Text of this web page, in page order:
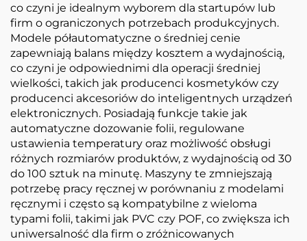
co czyni je idealnym wyborem dla startupów lub
firm o ograniczonych potrzebach produkcyjnych.
Modele półautomatyczne o średniej cenie
zapewniają balans między kosztem a wydajnością,
co czyni je odpowiednimi dla operacji średniej
wielkości, takich jak producenci kosmetyków czy
producenci akcesoriów do inteligentnych urządzeń
elektronicznych. Posiadają funkcje takie jak
automatyczne dozowanie folii, regulowane
ustawienia temperatury oraz możliwość obsługi
różnych rozmiarów produktów, z wydajnością od 30
do 100 sztuk na minutę. Maszyny te zmniejszają
potrzebę pracy ręcznej w porównaniu z modelami
ręcznymi i często są kompatybilne z wieloma
typami folii, takimi jak PVC czy POF, co zwiększa ich
uniwersalność dla firm o zróżnicowanych